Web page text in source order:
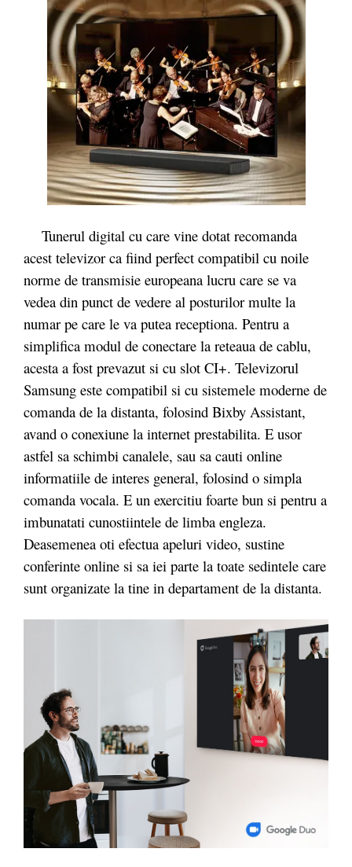
Tunerul digital cu care vine dotat recomanda
acest televizor ca fiind perfect compatibil cu noile
norme de transmisie europeana lucru care se va
vedea din punct de vedere al posturilor multe la
numar pe care le va putea receptiona. Pentru a
simplifica modul de conectare la reteaua de cablu,
acesta a fost prevazut si cu slot CI+. Televizorul
Samsung este compatibil si cu sistemele moderne de
comanda de la distanta, folosind Bixby Assistant,
avand o conexiune la internet prestabilita. E usor
astfel sa schimbi canalele, sau sa cauti online
informatiile de interes general, folosind o simpla
comanda vocala. E un exercitiu foarte bun si pentru a
imbunatati cunostiintele de limba engleza.
Deasemenea oti efectua apeluri video, sustine
conferinte online si sa iei parte la toate sedintele care
sunt organizate la tine in departament de la distanta.